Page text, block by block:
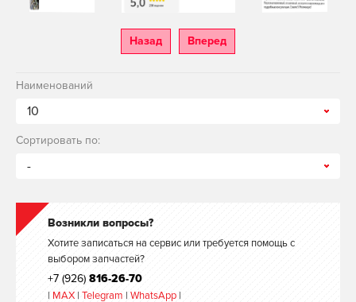
Назад Вперед
Наименований
10
Сортировать по:
-
Возникли вопросы?
Хотите записаться на сервис или требуется помощь с
выбором запчастей?
+7 (926) 816-26-70
| MAX | Telegram | WhatsApp |